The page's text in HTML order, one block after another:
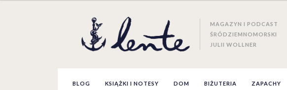
MAGAZYN I PODCAST
ŚRÓDZIEMNOMORSKI
JULII WOLLNER
BLOG KSIĄŻKI I NOTESY DOM BIŻUTERIA ZAPACHY